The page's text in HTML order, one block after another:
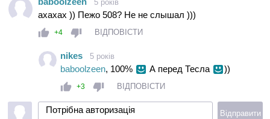
5 років
ахахах )) Пежо 508? Не не слышал )))
+4 ВІДПОВІСТИ
nikes 5 років
baboolzeen, 100% А перед Тесла ))
+3 ВІДПОВІСТИ
Потрібна авторизація
Відправити